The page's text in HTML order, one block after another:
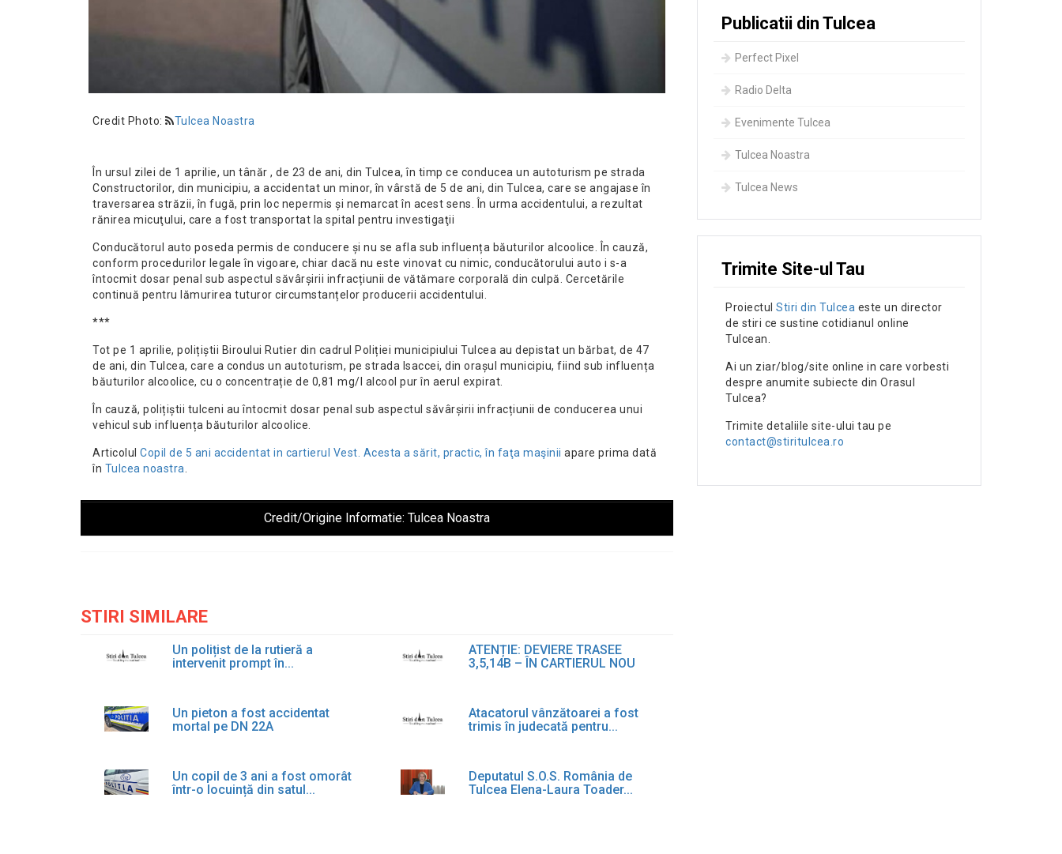
Credit Photo: Tulcea Noastra
În ursul zilei de 1 aprilie, un tânăr , de 23 de ani, din Tulcea, în timp ce conducea un autoturism pe strada
Constructorilor, din municipiu, a accidentat un minor, în vârstă de 5 de ani, din Tulcea, care se angajase în
traversarea străzii, în fugă, prin loc nepermis și nemarcat în acest sens. În urma accidentului, a rezultat
rănirea micuţului, care a fost transportat la spital pentru investigaţii
Conducătorul auto poseda permis de conducere și nu se afla sub influența băuturilor alcoolice. În cauză,
conform procedurilor legale în vigoare, chiar dacă nu este vinovat cu nimic, conducătorului auto i s-a
întocmit dosar penal sub aspectul săvârșirii infracțiunii de vătămare corporală din culpă. Cercetările
continuă pentru lămurirea tuturor circumstanțelor producerii accidentului.
***
Tot pe 1 aprilie, polițiștii Biroului Rutier din cadrul Poliției municipiului Tulcea au depistat un bărbat, de 47
de ani, din Tulcea, care a condus un autoturism, pe strada Isaccei, din orașul municipiu, fiind sub influența
băuturilor alcoolice, cu o concentrație de 0,81 mg/l alcool pur în aerul expirat.
În cauză, polițiștii tulceni au întocmit dosar penal sub aspectul săvârșirii infracțiunii de conducerea unui
vehicul sub influența băuturilor alcoolice.
Articolul Copil de 5 ani accidentat in cartierul Vest. Acesta a sărit, practic, în faţa maşinii apare prima dată
în Tulcea noastra
Credit/Origine Informatie: Tulcea Noastra
STIRI SIMILARE
Un polițist de la rutieră a
intervenit prompt în...
ATENȚIE: DEVIERE TRASEE
3,5,14B – ÎN CARTIERUL NOU
Un pieton a fost accidentat
mortal pe DN 22A
Atacatorul vânzătoarei a fost
trimis în judecată pentru...
Un copil de 3 ani a fost omorât
într-o locuință din satul...
Deputatul S.O.S. România de
Tulcea Elena-Laura Toader...
Publicatii din Tulcea
Perfect Pixel
Radio Delta
Evenimente Tulcea
Tulcea Noastra
Tulcea News
Trimite Site-ul Tau
Proiectul Stiri din Tulcea este un director
de stiri ce sustine cotidianul online
Tulcean.
Ai un ziar/blog/site online in care vorbesti
despre anumite subiecte din Orasul
Tulcea?
Trimite detaliile site-ului tau pe
contact@stiritulcea.ro